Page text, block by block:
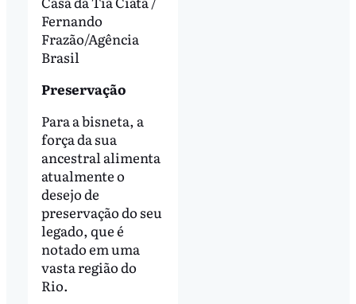
Fernando
Frazão/Agência
Brasil
Preservação
Para a bisneta, a
força da sua
ancestral alimenta
atualmente o
desejo de
preservação do seu
legado, que é
notado em uma
vasta região do
Rio.